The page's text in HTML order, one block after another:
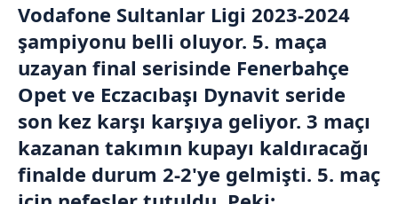
Vodafone Sultanlar Ligi 2023-2024
şampiyonu belli oluyor. 5. maça
uzayan final serisinde Fenerbahçe
Opet ve Eczacıbaşı Dynavit seride
son kez karşı karşıya geliyor. 3 maçı
kazanan takımın kupayı kaldıracağı
finalde durum 2-2'ye gelmişti. 5. maç